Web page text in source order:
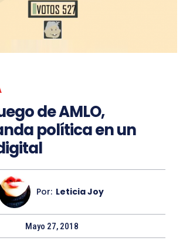
de AMLO,
política en un
Por: Leticia Joy
Mayo 27, 2018